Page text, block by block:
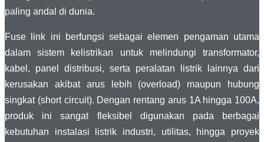
paling andal di dunia.
Fuse link ini berfungsi sebagai elemen pengaman utama
dalam sistem kelistrikan untuk melindungi transformator,
kabel, panel distribusi, serta peralatan listrik lainnya dari
kerusakan akibat arus lebih (overload) maupun hubung
singkat (short circuit). Dengan rentang arus 1A hingga 100A,
produk ini sangat fleksibel digunakan pada berbagai
kebutuhan instalasi listrik industri, utilitas, hingga proyek